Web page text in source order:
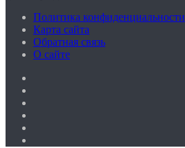
Политика конфиденциальности
Карта сайта
Обратная связь
О сайте